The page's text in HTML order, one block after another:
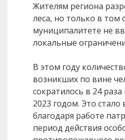
Жителям региона
леса, но только в том
муниципалитете не
локальные
В этом году
возникших по вине
сократилось в 24
2023 годом. Это
благодаря работе
период действия